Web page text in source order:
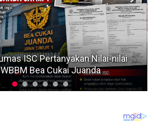
dan Pencurian Resahkan
Desa Perreng, Polsek